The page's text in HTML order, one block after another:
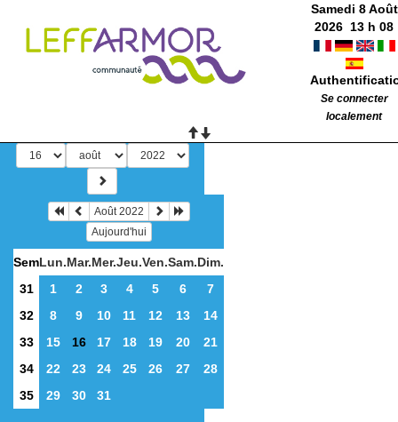
Samedi 8 Août
2026 13 h08
Se connecter
localement
Août 2022
Aujourd'hui
SemLun.Mar.Mer.Jeu.Ven.Sam.Dim.
31
1 2 3 4 5 6
7
32
8 9 10 11 12 13
14
33
15 16 17 18 19 20
21
34
22 23 24 25 26 27
28
35
29 30 31